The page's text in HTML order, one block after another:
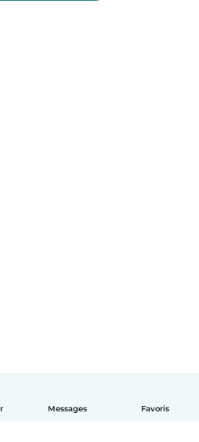
Messages Favoris